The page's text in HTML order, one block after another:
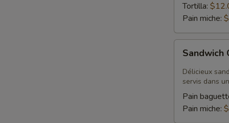
Tortilla:
Pain miche:
Caprese
Sandwich
Délicieux
servis dans
Pain
Pain miche: